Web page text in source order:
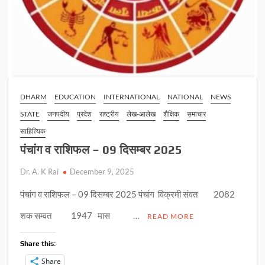
DHARM EDUCATION INTERNATIONAL NATIONAL
NEWS
STATE
जनपदीय प्रदेश राष्ट्रीय लेख-आलेख शैक्षिक
समाचार
साहित्यिक
पंचांग व राशिफल – 09 दिसम्बर 2025
Dr. A. K Rai December 9, 2025
पंचांग व राशिफल – 09 दिसम्बर 2025 पंचांग विक्रमी संवत 2082
शक सम्वत 1947 मास …
READ MORE
Share this:
Share